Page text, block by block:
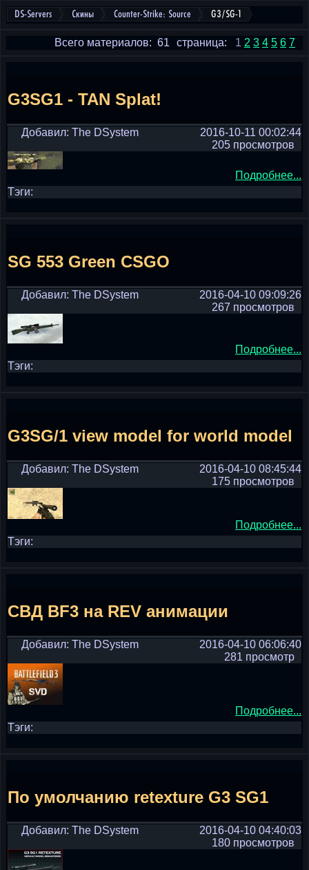
DS-Servers Скины Counter-Strike: Source G3/SG-1
страница: 1 2 3 4 5 6 7
Всего материалов: 61
G3SG1 - TAN Splat!
Добавил: The DSystem
2016-10-11 00:02:44
205 просмотров
Подробнее...
Тэги:
SG 553 Green CSGO
Добавил: The DSystem
2016-04-10 09:09:26
267 просмотров
Подробнее...
Тэги:
G3SG/1 view model for world model
Добавил: The DSystem
2016-04-10 08:45:44
175 просмотров
Подробнее...
Тэги:
СВД BF3 на REV анимации
Добавил: The DSystem
2016-04-10 06:06:40
281 просмотр
Подробнее...
Тэги:
По умолчанию retexture G3 SG1
Добавил: The DSystem
2016-04-10 04:40:03
180 просмотров